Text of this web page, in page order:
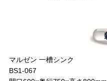
マルゼン 一槽シンク
BS1-067